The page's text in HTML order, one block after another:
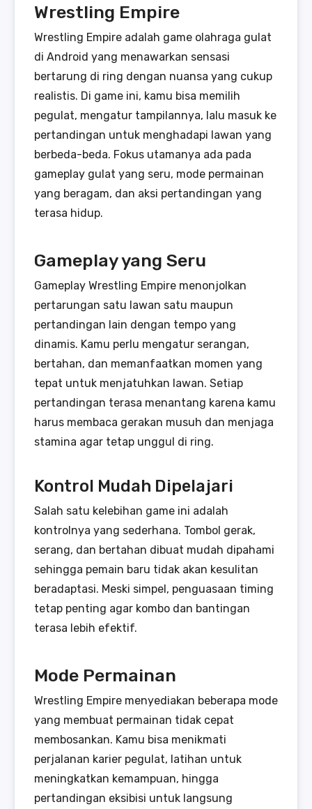
Wrestling Empire
Wrestling Empire adalah game olahraga gulat
di Android yang menawarkan sensasi
bertarung di ring dengan nuansa yang cukup
realistis. Di game ini, kamu bisa memilih
pegulat, mengatur tampilannya, lalu masuk ke
pertandingan untuk menghadapi lawan yang
berbeda-beda. Fokus utamanya ada pada
gameplay gulat yang seru, mode permainan
yang beragam, dan aksi pertandingan yang
terasa hidup.
Gameplay yang Seru
Gameplay Wrestling Empire menonjolkan
pertarungan satu lawan satu maupun
pertandingan lain dengan tempo yang
dinamis. Kamu perlu mengatur serangan,
bertahan, dan memanfaatkan momen yang
tepat untuk menjatuhkan lawan. Setiap
pertandingan terasa menantang karena kamu
harus membaca gerakan musuh dan menjaga
stamina agar tetap unggul di ring.
Kontrol Mudah Dipelajari
Salah satu kelebihan game ini adalah
kontrolnya yang sederhana. Tombol gerak,
serang, dan bertahan dibuat mudah dipahami
sehingga pemain baru tidak akan kesulitan
beradaptasi. Meski simpel, penguasaan timing
tetap penting agar kombo dan bantingan
terasa lebih efektif.
Mode Permainan
Wrestling Empire menyediakan beberapa mode
yang membuat permainan tidak cepat
membosankan. Kamu bisa menikmati
perjalanan karier pegulat, latihan untuk
meningkatkan kemampuan, hingga
pertandingan eksibisi untuk langsung